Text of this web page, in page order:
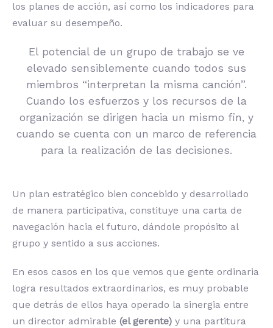
los planes de acción, así como los indicadores para
evaluar su desempeño.
El potencial de un grupo de trabajo se ve
elevado sensiblemente cuando todos sus
miembros “interpretan la misma canción”.
Cuando los esfuerzos y los recursos de la
organización se dirigen hacia un mismo fin, y
cuando se cuenta con un marco de referencia
para la realización de las decisiones.
Un plan estratégico bien concebido y desarrollado
de manera participativa, constituye una carta de
navegación hacia el futuro, dándole propósito al
grupo y sentido a sus acciones.
En esos casos en los que vemos que gente ordinaria
logra resultados extraordinarios, es muy probable
que detrás de ellos haya operado la sinergia entre
un director admirable (el gerente) y una partitura